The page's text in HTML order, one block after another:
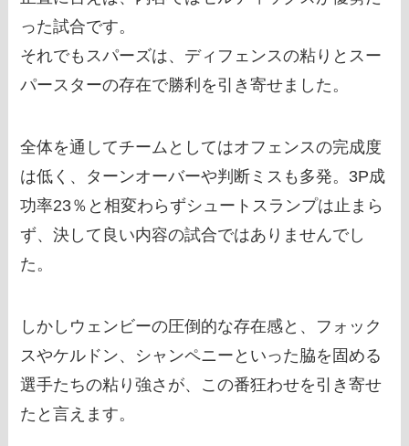
った試合です。
それでもスパーズは、ディフェンスの粘りとスー
パースターの存在で勝利を引き寄せました。
全体を通してチームとしてはオフェンスの完成度
は低く、ターンオーバーや判断ミスも多発。3P成
功率23％と相変わらずシュートスランプは止まら
ず、決して良い内容の試合ではありませんでし
た。
しかしウェンビーの圧倒的な存在感と、フォック
スやケルドン、シャンペニーといった脇を固める
選手たちの粘り強さが、この番狂わせを引き寄せ
たと言えます。